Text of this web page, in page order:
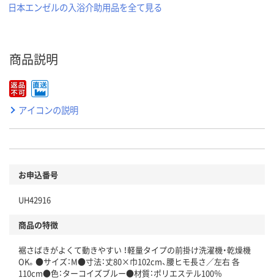
日本エンゼルの入浴介助用品を全て見る
商品説明
アイコンの説明
お申込番号
UH42916
商品の特徴
裾さばきがよくて動きやすい ！軽量タイプの前掛け洗濯機・乾燥機
OK。●サイズ：M●寸法：丈80×巾102cm、腰ヒモ長さ／左右 各
110cm●色：ターコイズブルー●材質：ポリエステル100％